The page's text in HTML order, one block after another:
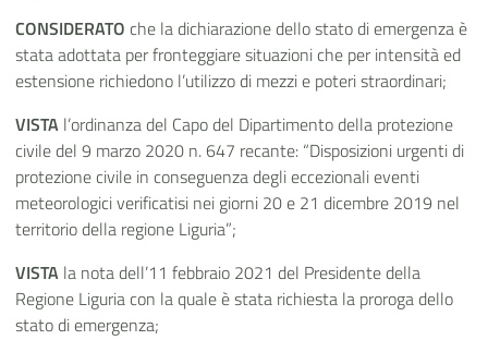
CONSIDERATO che la dichiarazione dello stato di emergenza è
stata adottata per fronteggiare situazioni che per intensità ed
estensione richiedono l’utilizzo di mezzi e poteri straordinari;
VISTA l’ordinanza del Capo del Dipartimento della protezione
civile del 9 marzo 2020 n. 647 recante: “Disposizioni urgenti di
protezione civile in conseguenza degli eccezionali eventi
meteorologici verificatisi nei giorni 20 e 21 dicembre 2019 nel
territorio della regione Liguria”;
VISTA la nota dell’11 febbraio 2021 del Presidente della
Regione Liguria con la quale è stata richiesta la proroga dello
stato di emergenza;